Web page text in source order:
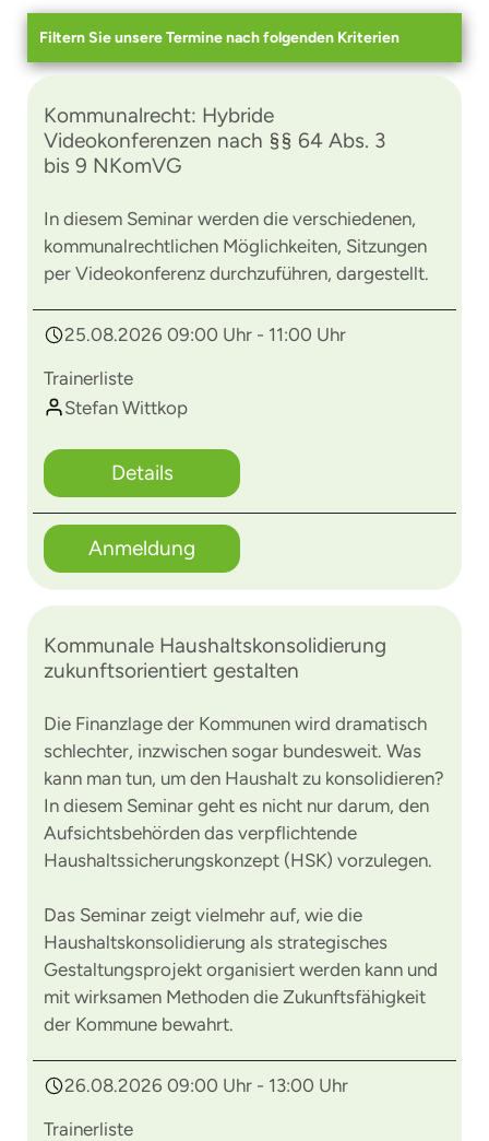
Filtern Sie unsere Termine nach folgenden Kriterien
Kommunalrecht: Hybride
Videokonferenzen nach §§ 64 Abs. 3
bis 9 NKomVG
In diesem Seminar werden die verschiedenen,
kommunalrechtlichen Möglichkeiten, Sitzungen
per Videokonferenz durchzuführen, dargestellt.
25.08.2026 09:00 Uhr - 11:00 Uhr
Trainerliste
Stefan Wittkop
Details
Anmeldung
Kommunale Haushaltskonsolidierung
zukunftsorientiert gestalten
Die Finanzlage der Kommunen wird dramatisch
schlechter, inzwischen sogar bundesweit. Was
kann man tun, um den Haushalt zu konsolidieren?
In diesem Seminar geht es nicht nur darum, den
Aufsichtsbehörden das verpflichtende
Haushaltssicherungskonzept (HSK) vorzulegen.
Das Seminar zeigt vielmehr auf, wie die
Haushaltskonsolidierung als strategisches
Gestaltungsprojekt organisiert werden kann und
mit wirksamen Methoden die Zukunftsfähigkeit
der Kommune bewahrt.
26.08.2026 09:00 Uhr - 13:00 Uhr
Trainerliste